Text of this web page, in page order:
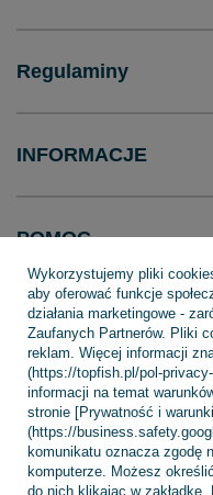
Regulaminy
INFORMACJE
POMOC
+48 695 775 577
TopFish Sp. z o.o. Sp.k,
W sklepie
Wykorzystujemy pliki
aby oferować funkcje
działania marketingowe -
Zaufanych Partnerów. Pliki
reklam. Więcej informacji
(https://topfish.pl/pol-
informacji na temat
stronie [Prywatność i
(https://
komunikatu oznacza zgodę
komputerze. Możesz
do nich klikając w zakładkę